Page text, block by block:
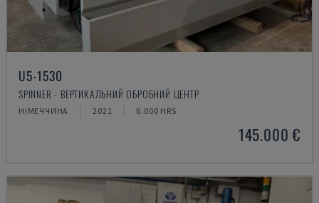
U5-1530
SPINNER - ВЕРТИКАЛЬНИЙ ОБРОБНИЙ ЦЕНТР
НІМЕЧЧИНА 2021 6.000 HRS
145.000 €